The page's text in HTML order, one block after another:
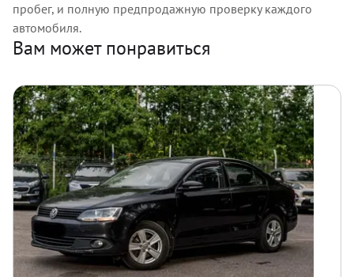
пробег, и полную предпродажную проверку каждого
автомобиля.
Вам может понравиться